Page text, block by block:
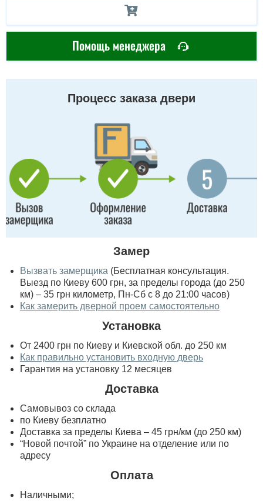
Помощь менеджера
Процесс заказа двери
Замер
Вызвать замерщика (Бесплатная консультация.
Выезд по Киеву 600 грн, за пределы города (до 250
км) – 35 грн километр, Пн-Сб с 8 до 21:00 часов)
Как замерить дверной проем самостоятельно
Установка
От 2400 грн по Киеву и Киевской обл. до 250 км
Как правильно установить входную дверь
Гарантия на установку 12 месяцев
Доставка
Самовывоз со склада
по Киеву безплатно
Доставка за пределы Киева – 45 грн/км (до 250 км)
“Новой почтой” по Украине на отделение или по
адресу
Оплата
Наличными;